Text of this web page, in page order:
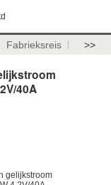
Fabrieksreis >>
40A